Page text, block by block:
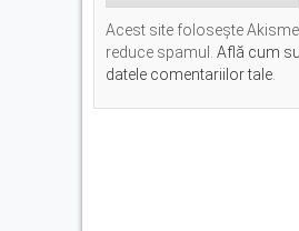
Acest site folosește
reduce spamul. Află cum
datele comentariilor tale